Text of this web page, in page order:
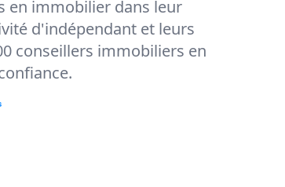
en immobilier dans leur
d'indépendant et leurs
conseillers immobiliers en